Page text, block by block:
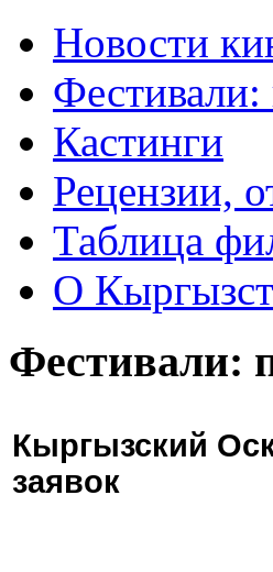
Новости
Фестивали:
Кастинги
Рецензии,
Таблица
О
Фестивали:
Кыргызский
заявок